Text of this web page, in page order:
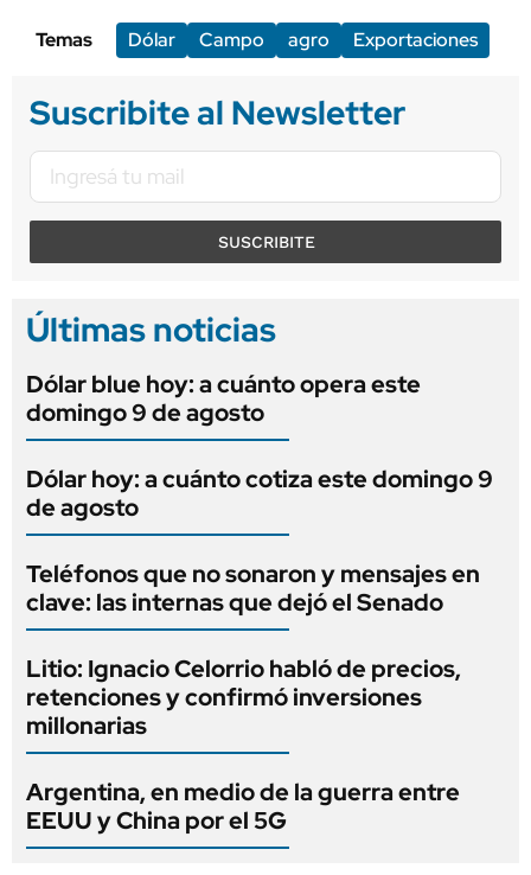
Temas Dólar Campo agro Exportaciones
Suscribite al Newsletter
SUSCRIBITE
Últimas noticias
Dólar blue hoy: a cuánto opera este
domingo 9 de agosto
Dólar hoy: a cuánto cotiza este domingo 9
de agosto
Teléfonos que no sonaron y mensajes en
clave: las internas que dejó el Senado
Litio: Ignacio Celorrio habló de precios,
retenciones y confirmó inversiones
millonarias
Argentina, en medio de la guerra entre
EEUU y China por el 5G